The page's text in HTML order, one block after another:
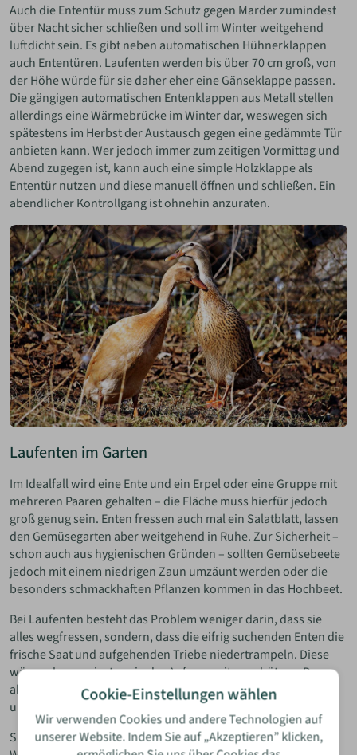
Auch die Ententür muss zum Schutz gegen Marder zumindest
über Nacht sicher schließen und soll im Winter weitgehend
luftdicht sein. Es gibt neben automatischen Hühnerklappen
auch Ententüren. Laufenten werden bis über 70 cm groß, von
der Höhe würde für sie daher eher eine Gänseklappe passen.
Die gängigen automatischen Entenklappen aus Metall stellen
allerdings eine Wärmebrücke im Winter dar, weswegen sich
spätestens im Herbst der Austausch gegen eine gedämmte Tür
anbieten kann. Wer jedoch immer zum zeitigen Vormittag und
Abend zugegen ist, kann auch eine simple Holzklappe als
Ententür nutzen und diese manuell öffnen und schließen. Ein
abendlicher Kontrollgang ist ohnehin anzuraten.
Laufenten im Garten
Im Idealfall wird eine Ente und ein Erpel oder eine Gruppe mit
mehreren Paaren gehalten – die Fläche muss hierfür jedoch
groß genug sein. Enten fressen auch mal ein Salatblatt, lassen
den Gemüsegarten aber weitgehend in Ruhe. Zur Sicherheit –
schon auch aus hygienischen Gründen – sollten Gemüsebeete
jedoch mit einem niedrigen Zaun umzäunt werden oder die
besonders schmackhaften Pflanzen kommen in das Hochbeet.
Bei Laufenten besteht das Problem weniger darin, dass sie
alles wegfressen, sondern, dass die eifrig suchenden Enten die
frische Saat und aufgehenden Triebe niedertrampeln. Diese
wären also wenigstens in der Anfangszeit zu schützen. Dann
aber sind Laufenten sehr effektiv gegen Schnecken und auch
unterhaltsam.
Sie brauchen auf dem ganzen Gelände hier und da eine kleine
Cookie-Einstellungen wählen
Wir verwenden Cookies und andere Technologien auf
unserer Website. Indem Sie auf „Akzeptieren” klicken,